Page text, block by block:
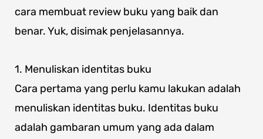
cara membuat review buku yang baik dan
benar. Yuk, disimak penjelasannya.
1. Menuliskan identitas buku
Cara pertama yang perlu kamu lakukan adalah
menuliskan identitas buku. Identitas buku
adalah gambaran umum yang ada dalam